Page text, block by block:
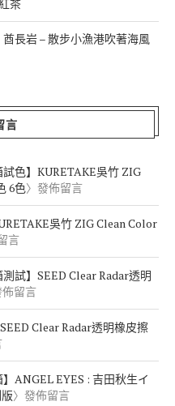
WORLD TOUR IN
09/21 本番
09/21 場外記事
海風沿海岸線欣賞山海之美
冰咖啡&冰紅茶濃縮球 – 炎炎
茶
酋長岩 – 散步小漁港吹著海風
色】KURETAKE吳竹 ZIG
6色〉發佈留言